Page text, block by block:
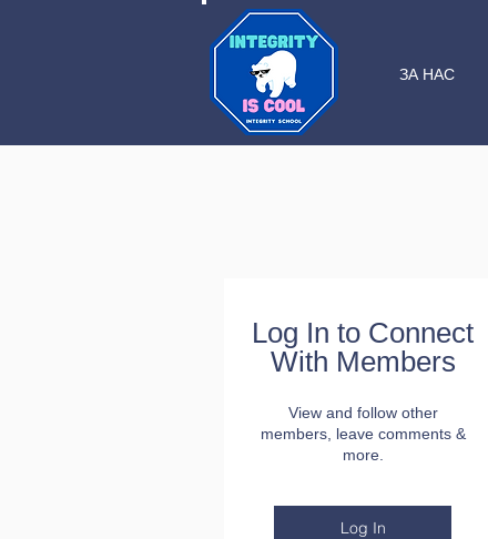
ЗА НАС
Log In to Connect
With Members
View and follow other
members, leave comments &
more.
Log In